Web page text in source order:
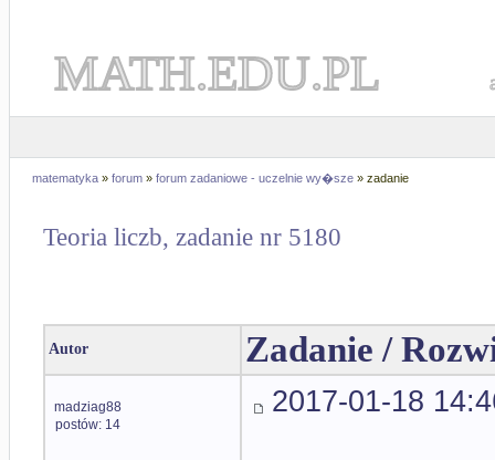
MATH.EDU.PL
matematyka » forum » forum zadaniowe - uczelnie wy�sze » zadanie
Teoria liczb, zadanie nr 5180
Autor Zadanie /
madziag88
postów: 14
2017-01-18